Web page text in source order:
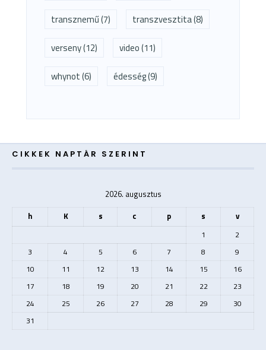
transznemű(7) transzvesztita(8)
verseny(12) video(11)
whynot(6) édesség(9)
CIKKEK NAPTÁR SZERINT
2026. augusztus
h
K s c p s v
1
2
3
4 5 6 7 8
9
10
11 12 13 14 15
16
17
18 19 20 21 22
23
24
25 26 27 28 29
30
31